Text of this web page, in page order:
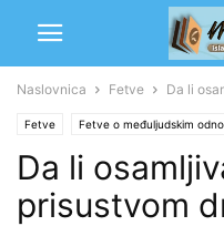
Naslovnica Fetve Da li
Fetve Fetve o međuljudskim
Da li
prisustvom